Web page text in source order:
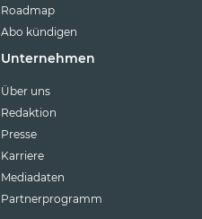
Roadmap
Abo kündigen
Unternehmen
Über uns
Redaktion
Presse
Karriere
Mediadaten
Partnerprogramm